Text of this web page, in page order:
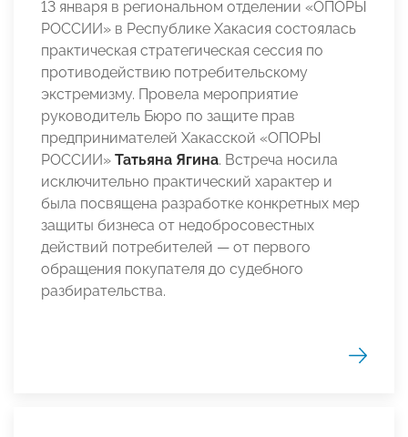
13 января в региональном отделении «ОПОРЫ
РОССИИ» в Республике Хакасия состоялась
практическая стратегическая сессия по
противодействию потребительскому
экстремизму. Провела мероприятие
руководитель Бюро по защите прав
предпринимателей Хакасской «ОПОРЫ
РОССИИ» Татьяна Ягина. Встреча носила
исключительно практический характер и
была посвящена разработке конкретных мер
защиты бизнеса от недобросовестных
действий потребителей — от первого
обращения покупателя до судебного
разбирательства.